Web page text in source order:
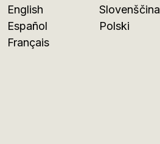
English
Español
Français
Slovenščina
Polski